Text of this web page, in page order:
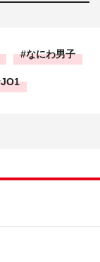
なにわ男子
JO1